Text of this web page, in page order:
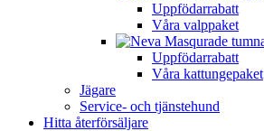
Uppfödarrabatt
Våra valppaket
Uppfödarrabatt
Våra kattungepaket
Jägare
Service- och tjänstehund
Hitta återförsäljare